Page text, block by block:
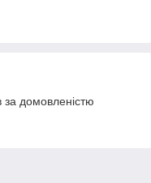
домовленістю